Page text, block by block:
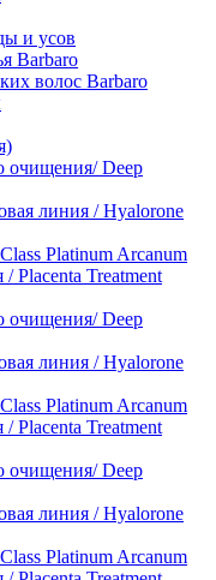
и усов
Barbaro
волос Barbaro
очищения/ Deep
линия / Hyalorone
Platinum Arcanum
Placenta Treatment
очищения/ Deep
линия / Hyalorone
Platinum Arcanum
Placenta Treatment
очищения/ Deep
линия / Hyalorone
Platinum Arcanum